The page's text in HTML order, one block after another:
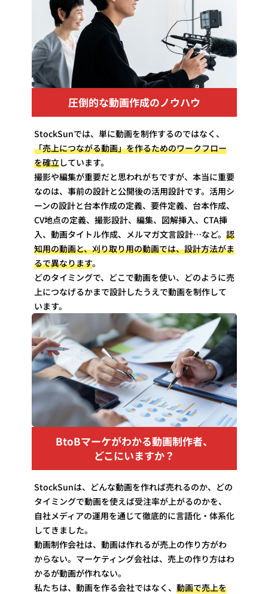
圧倒的な動画作成のノウハウ
StockSunでは、単に動画を制作するのではなく、
「売上につながる動画」を作るためのワークフロー
を確立しています。
撮影や編集が重要だと思われがちですが、本当に重要
なのは、事前の設計と公開後の活用設計です。活用シ
ーンの設計と台本作成の定義、要件定義、台本作成、
CV地点の定義、撮影設計、編集、図解挿入、CTA挿
入、動画タイトル作成、メルマガ文言設計…など。 認
知用の動画と、刈り取り用の動画では、設計方法がま
るで異なります。
どのタイミングで、どこで動画を使い、どのように売
上につなげるかまで設計したうえで動画を制作して
います。
BtoBマーケがわかる動画制作者、
どこにいますか？
StockSunは、どんな動画を作れば売れるのか、どの
タイミングで動画を使えば受注率が上がるのかを、
自社メディアの運用を通じて徹底的に言語化・体系化
してきました。
動画制作会社は、動画は作れるが売上の作り方がわ
からない。マーケティング会社は、売上の作り方はわ
かるが動画が作れない。
私たちは、動画を作る会社ではなく、 動画で売上を